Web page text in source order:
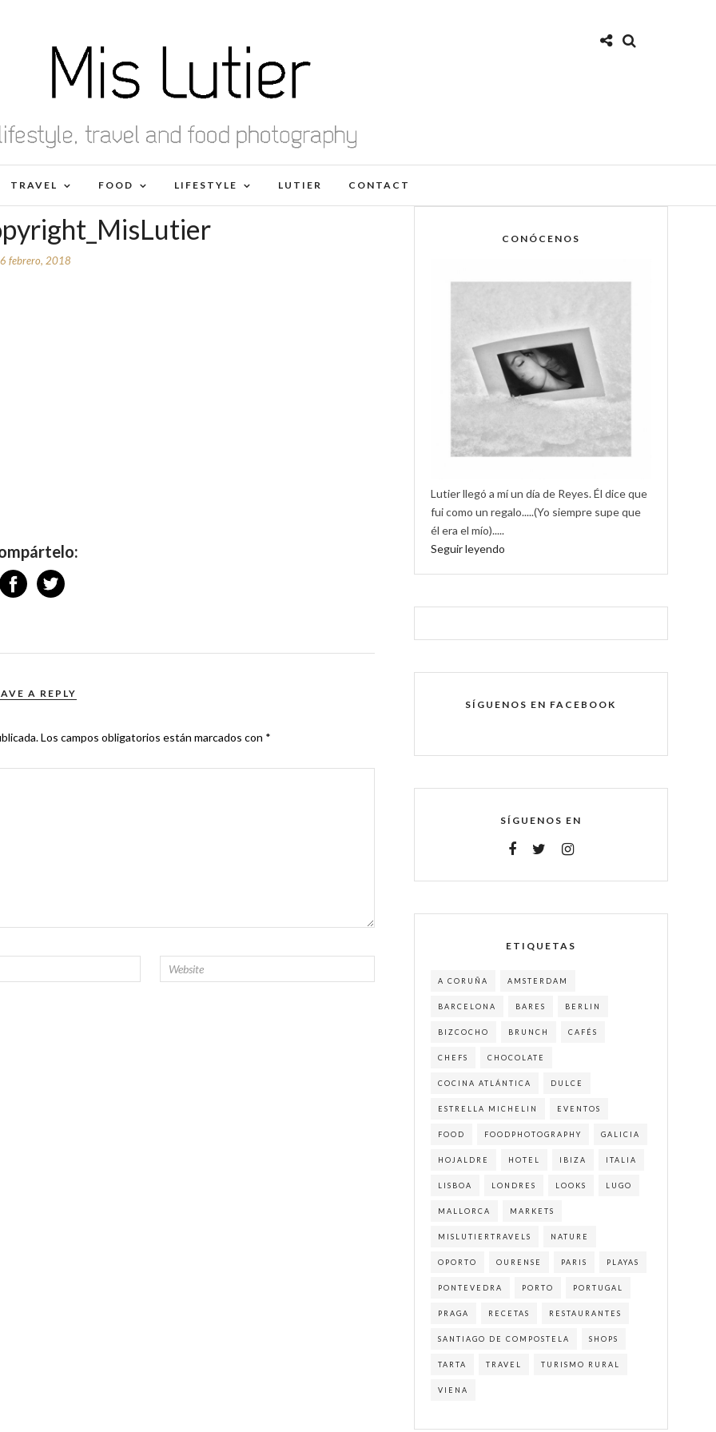
TRAVEL FOOD LIFESTYLE LUTIER CONTACT
febrero, 2018
A REPLY
Los campos obligatorios están marcados con *
CONÓCENOS
Lutier llegó a mí un día de Reyes. Él dice que
fui como un regalo.....(Yo siempre supe que
él era el mío).....
Seguir leyendo
SÍGUENOS EN FACEBOOK
SÍGUENOS EN
ETIQUETAS
A CORUÑA AMSTERDAM
BARCELONA BARES BERLIN
BIZCOCHO BRUNCH CAFÉS
CHEFS CHOCOLATE
COCINA ATLÁNTICA DULCE
ESTRELLA MICHELIN EVENTOS
FOOD FOODPHOTOGRAPHY GALICIA
HOJALDRE HOTEL IBIZA ITALIA
LISBOA LONDRES LOOKS LUGO
MALLORCA MARKETS
MISLUTIERTRAVELS NATURE
OPORTO OURENSE PARIS PLAYAS
PONTEVEDRA PORTO PORTUGAL
PRAGA RECETAS RESTAURANTES
SANTIAGO DE COMPOSTELA SHOPS
TARTA TRAVEL TURISMO RURAL
VIENA